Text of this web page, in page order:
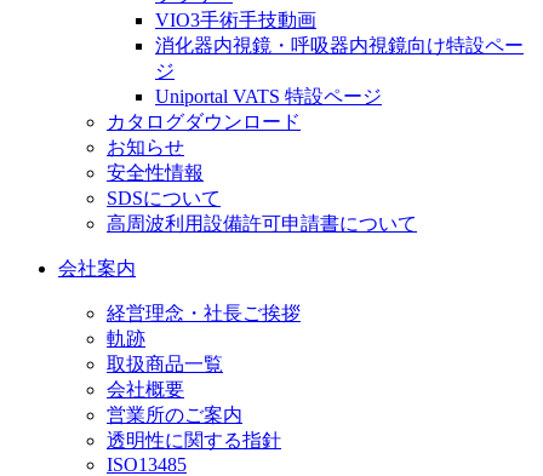
VIO3手術手技動画
消化器内視鏡・呼吸器内視鏡向け特設ペー
ジ
Uniportal VATS 特設ページ
カタログダウンロード
お知らせ
安全性情報
SDSについて
高周波利用設備許可申請書について
会社案内
経営理念・社長ご挨拶
軌跡
取扱商品一覧
会社概要
営業所のご案内
透明性に関する指針
ISO13485